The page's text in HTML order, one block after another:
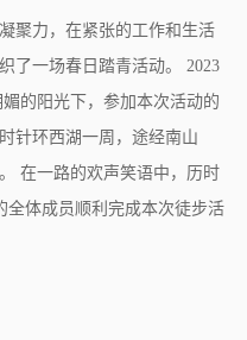
聚力，在紧张的工作和生活
了一场春日踏青活动。 2023
的阳光下，参加本次活动的
针环西湖一周，途经南山
在一路的欢声笑语中，历时
全体成员顺利完成本次徒步活